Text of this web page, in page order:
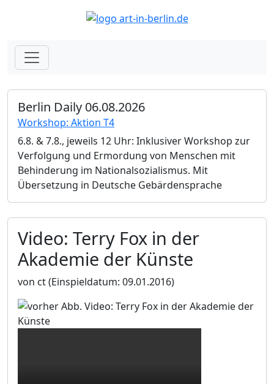
Berlin Daily 06.08.2026
Workshop: Aktion T4
6.8. & 7.8., jeweils 12 Uhr: Inklusiver Workshop zur
Verfolgung und Ermordung von Menschen mit
Behinderung im Nationalsozialismus. Mit
Übersetzung in Deutsche Gebärdensprache
Video: Terry Fox in der
Akademie der Künste
von ct(Einspieldatum: 09.01.2016)